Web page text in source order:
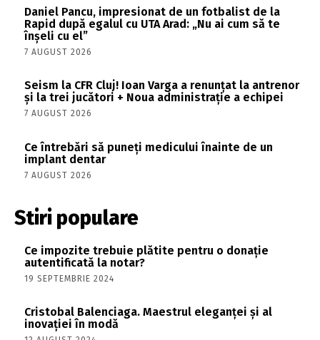
Daniel Pancu, impresionat de un fotbalist de la
Rapid după egalul cu UTA Arad: „Nu ai cum să te
înșeli cu el”
7 AUGUST 2026
Seism la CFR Cluj! Ioan Varga a renunțat la antrenor
și la trei jucători + Noua administrație a echipei
7 AUGUST 2026
Ce întrebări să puneți medicului înainte de un
implant dentar
7 AUGUST 2026
Stiri populare
Ce impozite trebuie plătite pentru o donație
autentificată la notar?
19 SEPTEMBRIE 2024
Cristobal Balenciaga. Maestrul eleganței și al
inovației în modă